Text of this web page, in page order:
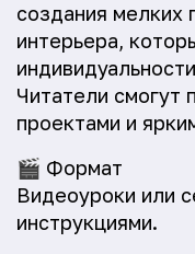
создания мелких
интерьера,
Читатели смогут
проектами и
🎬 Формат
Видеоуроки или
инструкциями.